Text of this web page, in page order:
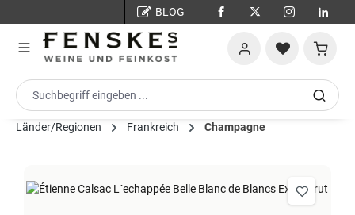
BLOG
Länder/Regionen Frankreich Champagne